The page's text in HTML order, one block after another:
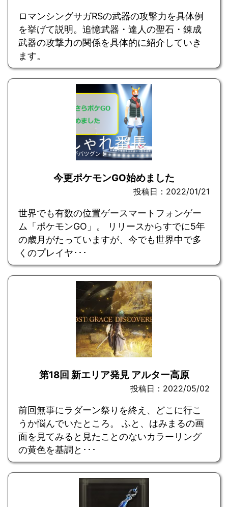
ロマンシングサガRSの武器の攻撃力を具体例
を挙げて説明。追憶武器・達人の聖石・錬成
武器の攻撃力の関係を具体的に紹介していき
ます。
今更ポケモンGO始めました
投稿日：2022/01/21
世界でも有数の位置ゲースマートフォンゲー
ム「ポケモンGO」。 リリースからすでに5年
の歳月がたっていますが、今でも世界中で多
くのプレイヤ･･･
第18回 新エリア発見 アルター高原
投稿日：2022/05/02
前回無事にラダーン祭りを終え、どこに行こ
うか悩んでいたところ。 ふと、はみまるの画
面を見てみると見たことのないカラーリング
の黄色を基調と･･･